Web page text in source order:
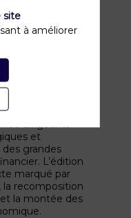
Finance
dirigeants
et
grandes
L’édition
marqué par
la recomposition
la montée des
site
à améliorer